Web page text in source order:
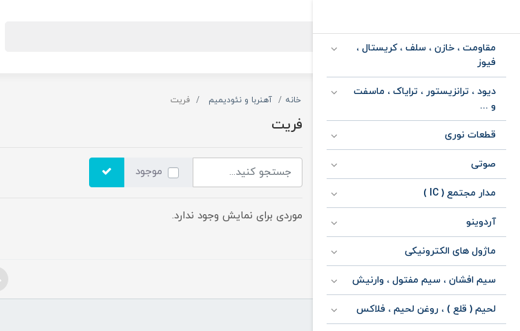
مقاومت ، خازن ، سلف ، کریستال ،
فیوز
دیود ، ترانزیستور ، ترایاک ، ماسفت
و ...
قطعات نوری
صوتی
مدار مجتمع ( IC )
آردوینو
ماژول های الکترونیکی
سیم افشان ، سیم مفتول ، وارنیش
لحیم ( قلع ) ، روغن لحیم ، فلاکس
خانه آهنربا و نئودیمیم فریت
فریت
موجود
موردی برای نمایش وجود ندارد.